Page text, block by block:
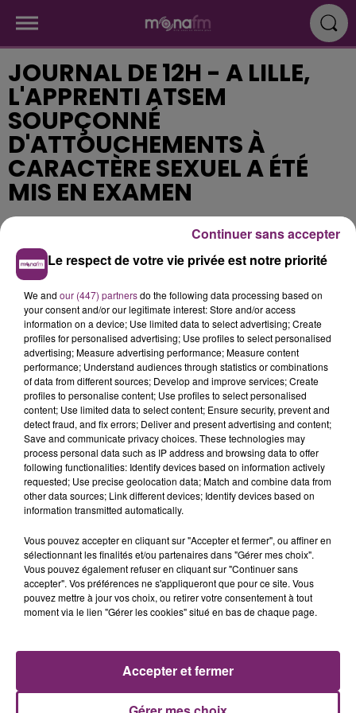
JOURNAL DE 12H - A LILLE,
L'APPRENTI ATSEM
SOUPÇONNÉ
D'ATTOUCHEMENTS À
CARACTÈRE SEXUEL A ÉTÉ
MIS EN EXAMEN
Publié : 12 octobre 2018 à 11h30
PHOTOS PUBLICITÉ
Le respect de votre vie privée est notre priorité
We and our (447) partnersdo the following data processing based on
your consent and/or our legitimate interest: Store and/or access
information on a device; Use limited data to select advertising; Create
profiles for personalised advertising; Use profiles to select personalised
advertising; Measure advertising performance; Measure content
performance; Understand audiences through statistics or combinations
of data from different sources; Develop and improve services; Create
profiles to personalise content; Use profiles to select personalised
content; Use limited data to select content; Ensure security, prevent and
detect fraud, and fix errors; Deliver and present advertising and content;
Save and communicate privacy choices. These technologies may
process personal data such as IP address and browsing data to offer
following functionalities: Identify devices based on information actively
requested; Use precise geolocation data; Match and combine data from
other data sources; Link different devices; Identify devices based on
information transmitted automatically.
Vous pouvez accepter en cliquant sur "Accepter et fermer", ou affiner en
sélectionnant les finalités et/ou partenaires dans "Gérer mes choix".
Vous pouvez également refuser en cliquant sur "Continuer sans
accepter". Vos préférences ne s'appliqueront que pour ce site. Vous
pouvez mettre à jour vos choix, ou retirer votre consentement à tout
moment via le lien "Gérer les cookies" situé en bas de chaque page.
Accepter et fermer
Continuer sans accepter